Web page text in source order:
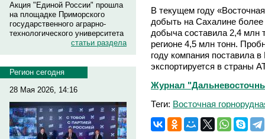
Акция "Единой России" прошла
на площадке Приморского
государственного аграрно-
технологического университета
статьи раздела
Регион сегодня
28 Мая 2026, 14:16
В текущем году
добыть на Сахалине
добыча составила 2,4 млн
регионе 4,5 млн тонн.
году компания поставила
экспортируется в страны
Журнал
Теги: Восточная